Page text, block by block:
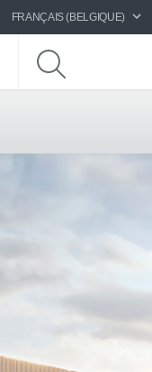
FRANÇAIS (BELGIQUE)